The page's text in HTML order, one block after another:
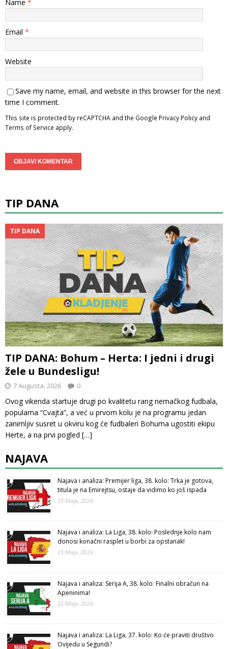
Name *
Email *
Website
Save my name, email, and website in this browser for the next
time I comment.
This site is protected by reCAPTCHA and the Google Privacy Policy and
Terms of Service apply.
TIP DANA
TIP DANA
TIP DANA: Bohum – Herta: I jedni i drugi
žele u Bundesligu!
7 Augusta, 2026 0
Ovog vikenda startuje drugi po kvalitetu rang nemačkog fudbala,
popularna “Cvajta”, a već u prvom kolu je na programu jedan
zanimljiv susret u okviru kog će fudbaleri Bohuma ugostiti ekipu
Herte, a na prvi pogled […]
NAJAVA
Najava i analiza: Premijer liga, 38. kolo: Trka je gotova,
titula je na Emirejtsu, ostaje da vidimo ko još ispada
23 Maja, 2026
Najava i analiza: La Liga, 38. kolo: Poslednje kolo nam
donosi konačni rasplet u borbi za opstanak!
23 Maja, 2026
Najava i analiza: Serija A, 38. kolo: Finalni obračun na
Apeninima!
22 Maja, 2026
Najava i analiza: La Liga, 37. kolo: Ko će praviti društvo
Ovijedu u Segundi?